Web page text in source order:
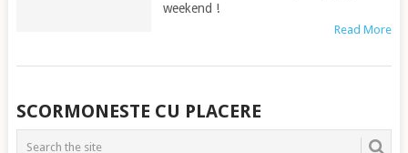
weekend !
Read More
POSTS
NAVIGATION
SCORMONESTE CU PLACERE